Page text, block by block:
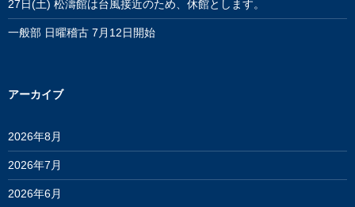
27日(土) 松濤館は台風接近のため、休館とします。
一般部 日曜稽古 7月12日開始
アーカイブ
2026年8月
2026年7月
2026年6月